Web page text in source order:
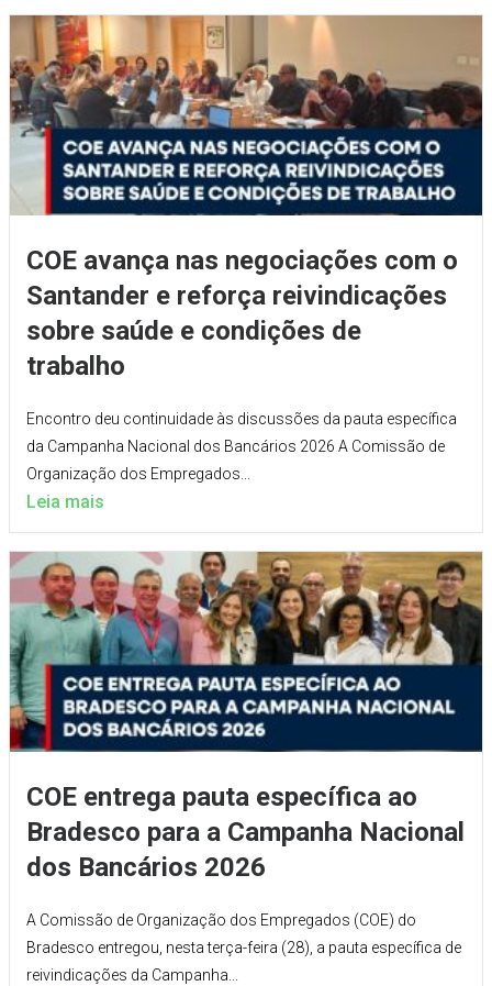
COE avança nas negociações com o
Santander e reforça reivindicações
sobre saúde e condições de
trabalho
Encontro deu continuidade às discussões da pauta específica
da Campanha Nacional dos Bancários 2026 A Comissão de
Organização dos Empregados...
Leia mais
COE entrega pauta específica ao
Bradesco para a Campanha Nacional
dos Bancários 2026
A Comissão de Organização dos Empregados (COE) do
Bradesco entregou, nesta terça-feira (28), a pauta específica de
reivindicações da Campanha...